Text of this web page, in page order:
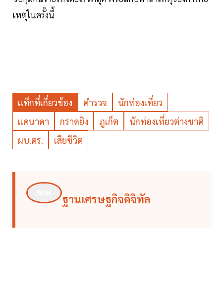
เหตุในครั้งนี้
แท็กที่เกี่ยวข้อง ตำรวจ
นักท่องเที่ยว
แคนาดา
กราดยิง ภูเก็ต
นักท่องเที่ยวต่างชาติ
ผบ.ตร.
เสียชีวิต
ฐานเศรษฐกิจดิจิทัล